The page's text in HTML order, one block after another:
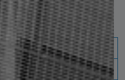
Servicio de
Calidad Láser
Decapado y sin Decapar